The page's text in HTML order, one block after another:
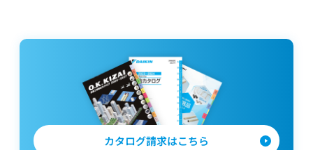
カタログ請求はこちら